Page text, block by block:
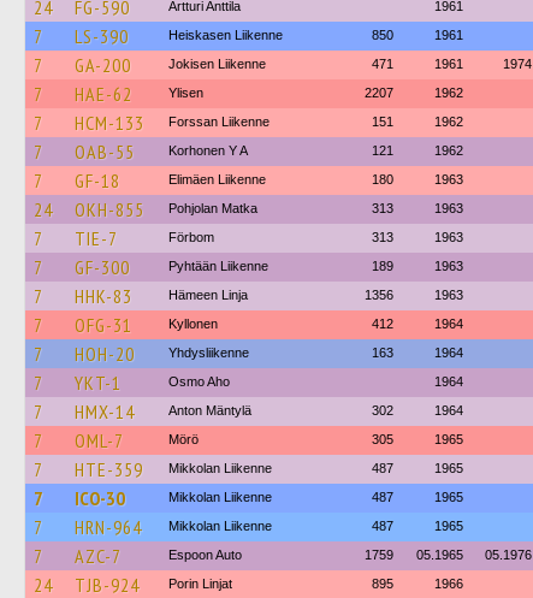
24 FG-590 Artturi Anttila 1961
7 LS-390 Heiskasen Liikenne 850 1961
7 GA-200 Jokisen Liikenne 471 1961 1974
7 HAE-62 Ylisen 2207 1962
7 HCM-133 Forssan Liikenne 151 1962
7 OAB-55 Korhonen Y A 121 1962
7 GF-18 Elimäen Liikenne 180 1963
24 OKH-855 Pohjolan Matka 313 1963
7 TIE-7 Förbom 313 1963
7 GF-300 Pyhtään Liikenne 189 1963
7 HHK-83 Hämeen Linja 1356 1963
7 OFG-31 Kyllonen 412 1964
7 HOH-20 Yhdysliikenne 163 1964
7 YKT-1 Osmo Aho 1964
7 HMX-14 Anton Mäntylä 302 1964
7 OML-7 Mörö 305 1965
7 HTE-359 Mikkolan Liikenne 487 1965
7 ICO-30 Mikkolan Liikenne 487 1965
7 HRN-964 Mikkolan Liikenne 487 1965
7 AZC-7 Espoon Auto 1759 05.1965 05.1976
24 TJB-924 Porin Linjat 895 1966